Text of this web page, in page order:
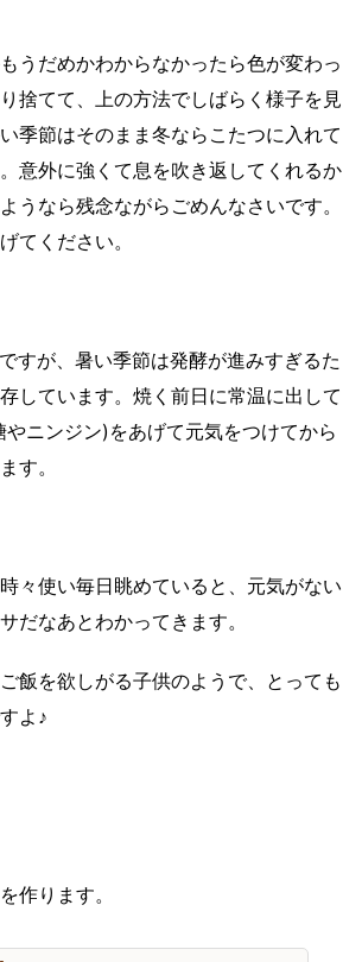
うだめかわからなかったら色が変わっ
捨てて、上の方法でしばらく様子を見
季節はそのまま冬ならこたつに入れて
意外に強くて息を吹き返してくれるか
うなら残念ながらごめんなさいです。
てください。
すが、暑い季節は発酵が進みすぎるた
しています。焼く前日に常温に出して
ニンジン)をあげて元気をつけてから
す。
々使い毎日眺めていると、元気がない
だなあとわかってきます。
飯を欲しがる子供のようで、とっても
よ♪
作ります。